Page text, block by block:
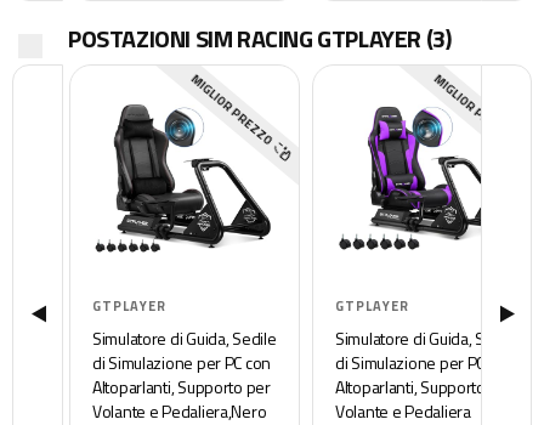
POSTAZIONI SIM RACING GTPLAYER(3)
GTPLAYER
Simulatore di Guida, Sedile
di Simulazione per PC con
Altoparlanti, Supporto per
Volante e Pedaliera,Nero
MIGLIOR PREZZO
GTPLAYER
Simulatore di Guida, Sedile
di Simulazione per PC con
Altoparlanti, Supporto per
Volante e Pedaliera
MIGLIOR PREZZO